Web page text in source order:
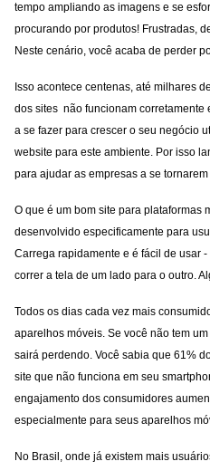
tempo ampliando as imagens e se
procurando por produtos! Frustradas,
Neste cenário, você acaba de perder
Isso acontece centenas, até milhares
dos sites  não funcionam
a se fazer para crescer o seu negócio
website para este ambiente. Por isso
para ajudar as empresas a se
O que é um bom site para plataformas
desenvolvido especificamente para
Carrega rapidamente e é fácil de usar
correr a tela de um lado para o outro.
Todos os dias cada vez mais
aparelhos móveis. Se você não tem
sairá perdendo. Você sabia que 61%
site que não funciona em seu
engajamento dos consumidores
especialmente para seus aparelhos
No Brasil, onde já existem mais